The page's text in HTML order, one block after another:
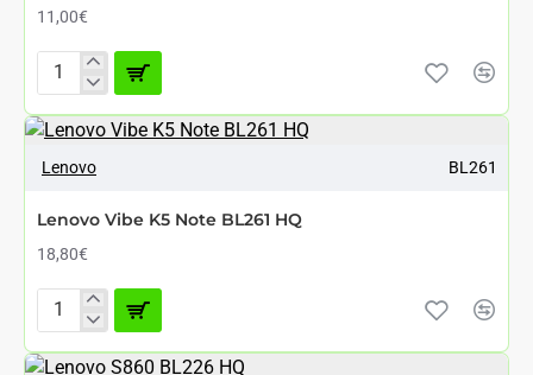
11,00€
Μπαταρία
Star
Lenovo
S820
A750E
A656
A766
S650
A526
Lenovo BL261
Lenovo Vibe K5 Note BL261 HQ
18,80€
Lenovo
K5